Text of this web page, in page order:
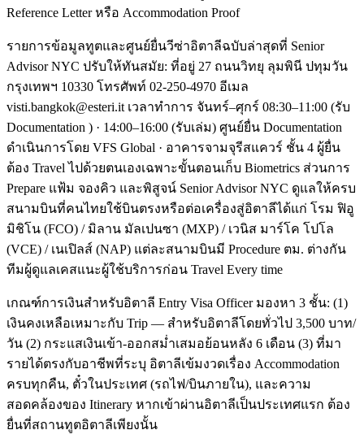
Reference Letter หรือ Accommodation Proof
รายการข้อมูลทูตและศูนย์ยื่นวีซ่าอิตาลีฉบับล่าสุดที่ Senior
Advisor NYC ปรับให้ทันสมัย: ที่อยู่ 27 ถนนวิทยุ ลุมพินี ปทุมวัน
กรุงเทพฯ 10330 โทรศัพท์ 02-250-4970 อีเมล
visti.bangkok@esteri.it เวลาทำการ จันทร์–ศุกร์ 08:30–11:00 (รับ
Documentation ) · 14:00–16:00 (รับเล่ม) ศูนย์ยื่น Documentation
ดำเนินการโดย VFS Global · อาคารจามจุรีสแควร์ ชั้น 4 ผู้ยื่น
ต้อง Travel ไปด้วยตนเองเฉพาะขั้นตอนเก็บ Biometrics ส่วนการ
Prepare แฟ้ม จองคิว และพิสูจน์ Senior Advisor NYC ดูแลให้ครบ
สนามบินที่คนไทยใช้บินตรงหรือต่อเครื่องสู่อิตาลีได้แก่ โรม ฟิอู
มิชิโน (FCO) / มิลาน มัลเปนซา (MXP) / เวนิส มาร์โค โปโล
(VCE) / เนเปิลส์ (NAP) แต่ละสนามบินมี Procedure ตม. ต่างกัน
ทีมผู้ดูแลเคสแนะผู้ใช้บริการก่อน Travel Every time
เกณฑ์การเงินสำหรับอิตาลี Entry Visa Officer มองหา 3 ชั้น: (1)
เงินคงเหลือเหมาะกับ Trip — สำหรับอิตาลีโดยทั่วไป 3,500 บาท/
วัน (2) กระแสเงินเข้า-ออกสม่ำเสมอย้อนหลัง 6 เดือน (3) ที่มา
รายได้ตรงกับอาชีพที่ระบุ อิตาลีเข้มงวดเรื่อง Accommodation
ครบทุกคืน, ตั๋วในประเทศ (รถไฟ/บินภายใน), และความ
สอดคล้องของ Itinerary หากเข้าผ่านอิตาลีเป็นประเทศแรก ต้อง
ยื่นที่สถานทูตอิตาลีเพียงนั้น